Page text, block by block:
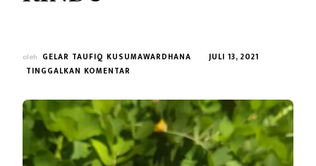
oleh GELAR TAUFIQ KUSUMAWARDHANA
JULI 13, 2021
TINGGALKAN KOMENTAR